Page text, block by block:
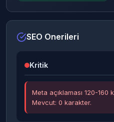
SEO Onerileri
Kritik
Meta açıklaması 120-160
Mevcut: 0 karakter.